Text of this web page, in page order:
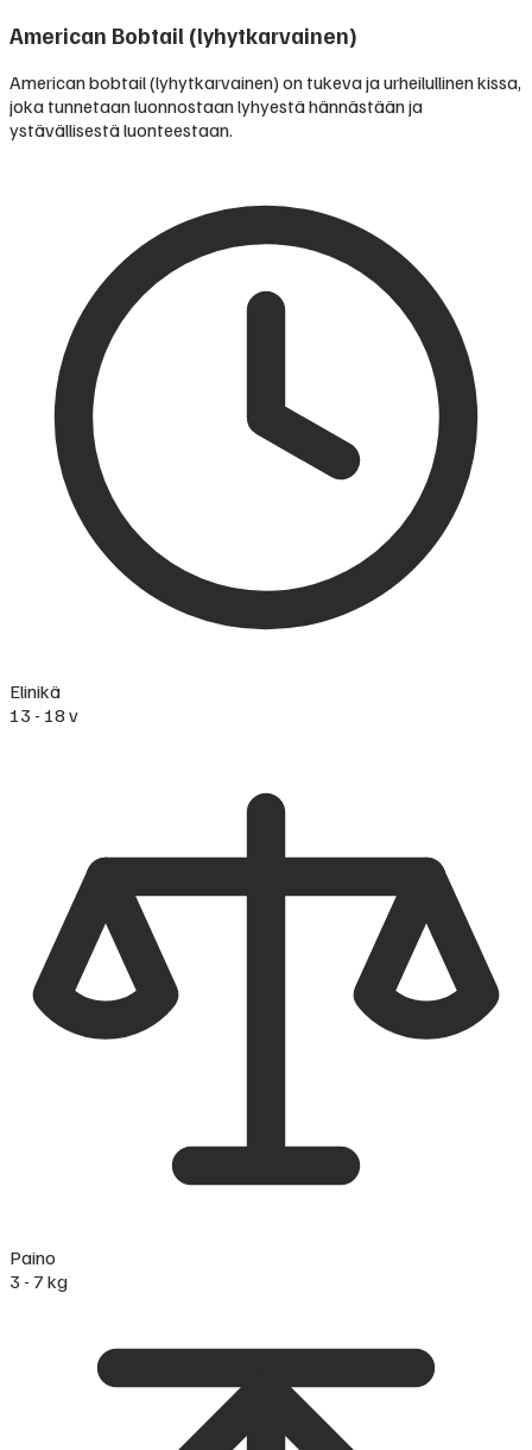
American Bobtail (lyhytkarvainen)
American bobtail (lyhytkarvainen) on tukeva ja urheilullinen kissa,
joka tunnetaan luonnostaan lyhyestä hännästään ja
ystävällisestä luonteestaan.
Elinikä
13 - 18 v
Paino
3 - 7 kg